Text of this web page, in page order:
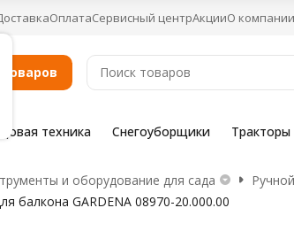
ОплатаСервисный центрАкцииО компании
товаров
техника Снегоуборщики
и оборудование для сада
балкона GARDENA 08970-20.000.00